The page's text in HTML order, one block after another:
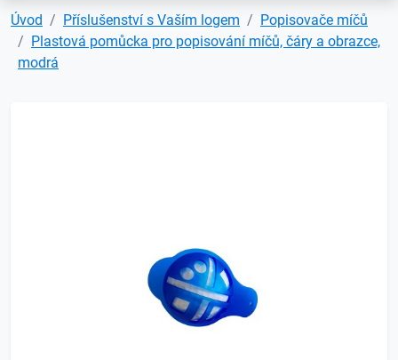
Úvod Příslušenství s Vaším logem
Popisovače míčů
Plastová pomůcka pro popisování míčů, čáry a obrazce,
modrá